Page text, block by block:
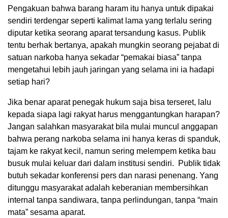
Pengakuan bahwa barang haram itu hanya untuk dipakai
sendiri terdengar seperti kalimat lama yang terlalu sering
diputar ketika seorang aparat tersandung kasus. Publik
tentu berhak bertanya, apakah mungkin seorang pejabat di
satuan narkoba hanya sekadar “pemakai biasa” tanpa
mengetahui lebih jauh jaringan yang selama ini ia hadapi
setiap hari?
Jika benar aparat penegak hukum saja bisa terseret, lalu
kepada siapa lagi rakyat harus menggantungkan harapan?
Jangan salahkan masyarakat bila mulai muncul anggapan
bahwa perang narkoba selama ini hanya keras di spanduk,
tajam ke rakyat kecil, namun sering melempem ketika bau
busuk mulai keluar dari dalam institusi sendiri. Publik tidak
butuh sekadar konferensi pers dan narasi penenang. Yang
ditunggu masyarakat adalah keberanian membersihkan
internal tanpa sandiwara, tanpa perlindungan, tanpa “main
mata” sesama aparat.